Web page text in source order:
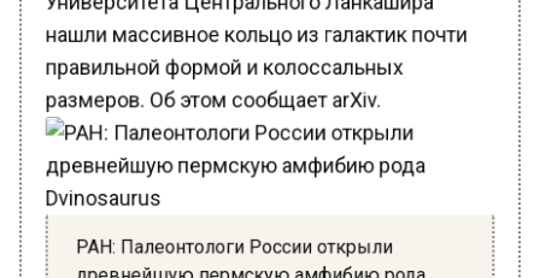
нашли массивное кольцо из галактик почти
правильной формой и колоссальных
размеров. Об этом сообщает arXiv.
РАН: Палеонтологи России открыли
древнейшую пермскую амфибию рода